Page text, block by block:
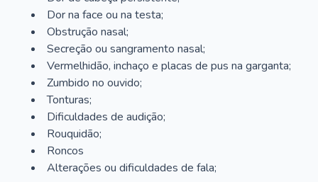
Dor na face ou na testa;
Obstrução nasal;
Secreção ou sangramento nasal;
Vermelhidão, inchaço e placas de pus na garganta;
Zumbido no ouvido;
Tonturas;
Dificuldades de audição;
Rouquidão;
Roncos
Alterações ou dificuldades de fala;